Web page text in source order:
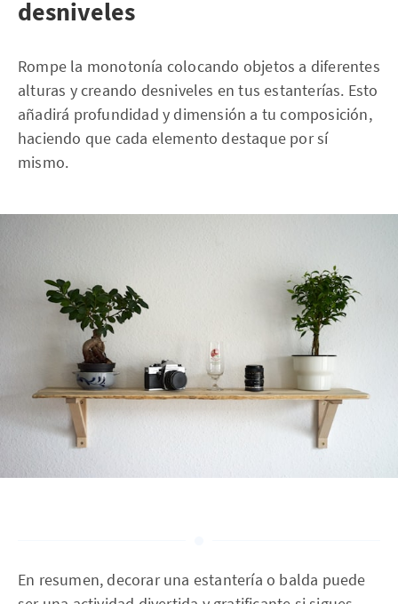
desniveles
Rompe la monotonía colocando objetos a diferentes
alturas y creando desniveles en tus estanterías. Esto
añadirá profundidad y dimensión a tu composición,
haciendo que cada elemento destaque por sí
mismo.
En resumen, decorar una estantería o balda puede